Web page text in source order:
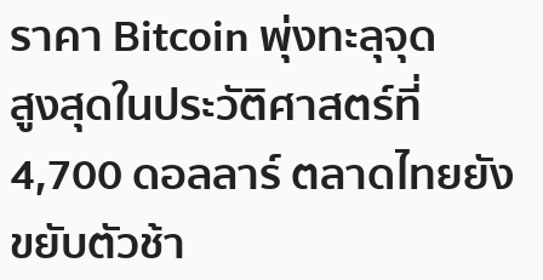
ราคา Bitcoin พุ่งทะลุจุด
สูงสุดในประวัติศาสตร์ที่
4,700 ดอลลาร์ ตลาดไทยยัง
ขยับตัวช้า